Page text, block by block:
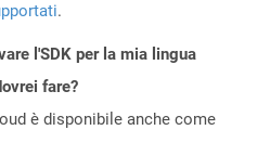
.
l'SDK per la mia lingua
fare?
è disponibile anche come